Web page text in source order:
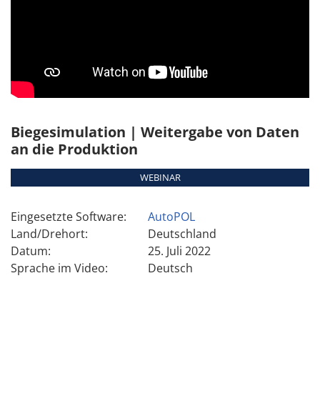
Biegesimulation | Weitergabe von Daten
an die Produktion
WEBINAR
Eingesetzte Software:
AutoPOL
Land/Drehort:
Deutschland
Datum:
25. Juli 2022
Sprache im Video:
Deutsch